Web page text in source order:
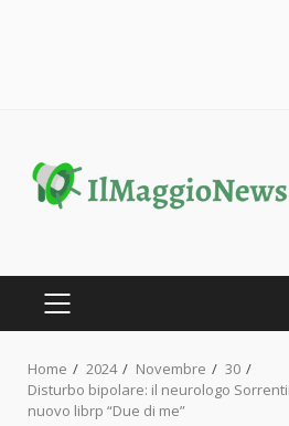
content
PRIMARY
Home 2024 Novembre
30
Disturbo bipolare: il neurologo
nuovo librp “Due di me”